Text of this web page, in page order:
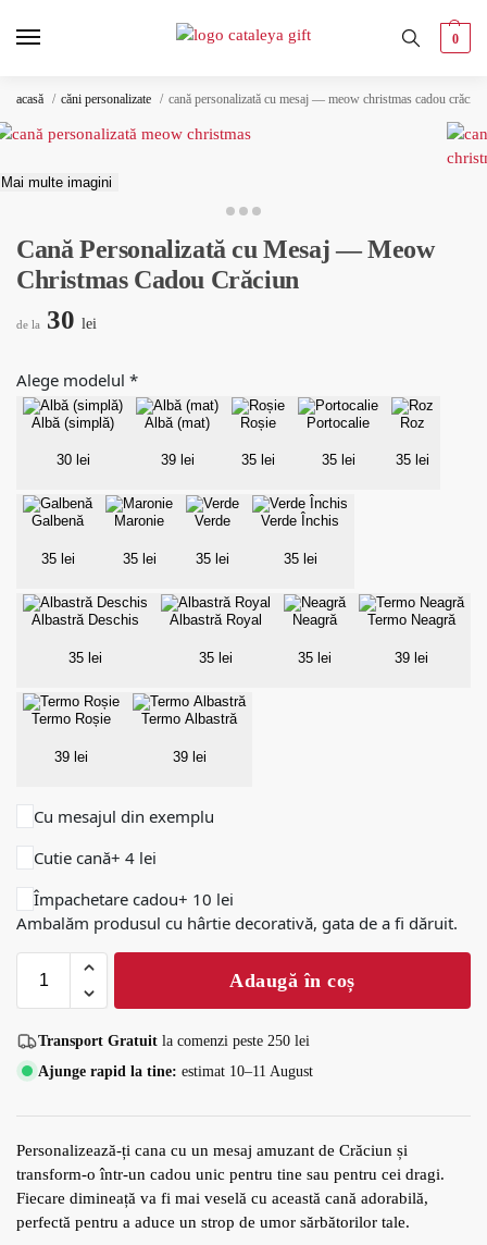
0
acasă căni personalizate cană personalizată cu mesaj — meow christmas cadou crăciun
Mai multe imagini
Cană Personalizată cu Mesaj — Meow
Christmas Cadou Crăciun
de la 30 lei
Alege modelul *
Albă (simplă)
30 lei
Albă (mat)
39 lei
Roșie
35 lei
Portocalie
35 lei
Roz
35 lei
Galbenă
35 lei
Maronie
35 lei
Verde
35 lei
Verde Închis
35 lei
Albastră Deschis
35 lei
Albastră Royal
35 lei
Neagră
35 lei
Termo Neagră
39 lei
Termo Roșie
39 lei
Termo Albastră
39 lei
Cu mesajul din exemplu
Cutie cană+ 4 lei
Împachetare cadou+ 10 lei
Ambalăm produsul cu hârtie decorativă, gata de a fi dăruit.
Adaugă în coș
Transport Gratuit la comenzi peste 250 lei
Ajunge rapid la tine: estimat 10–11 August
Personalizează-ți cana cu un mesaj amuzant de Crăciun și
transform-o într-un cadou unic pentru tine sau pentru cei dragi.
Fiecare dimineață va fi mai veselă cu această cană adorabilă,
perfectă pentru a aduce un strop de umor sărbătorilor tale.